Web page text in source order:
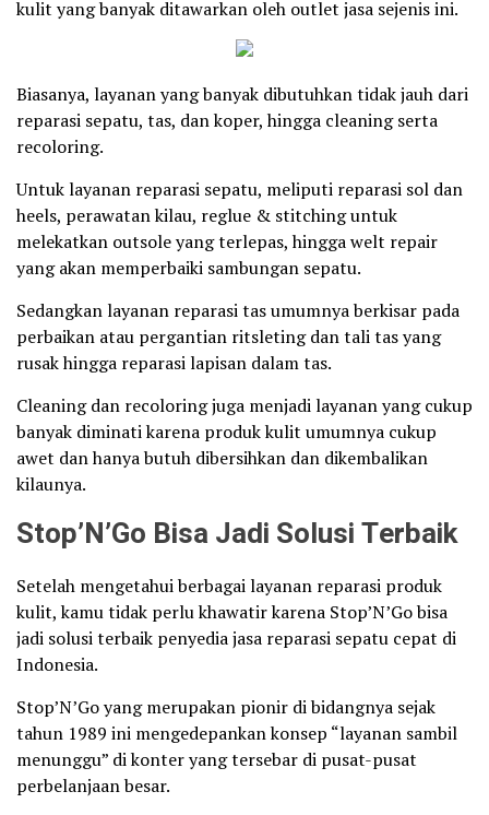
kulit yang banyak ditawarkan oleh outlet jasa sejenis ini.
Biasanya, layanan yang banyak dibutuhkan tidak jauh dari
reparasi sepatu, tas, dan koper, hingga cleaning serta
recoloring.
Untuk layanan reparasi sepatu, meliputi reparasi sol dan
heels, perawatan kilau, reglue & stitching untuk
melekatkan outsole yang terlepas, hingga welt repair
yang akan memperbaiki sambungan sepatu.
Sedangkan layanan reparasi tas umumnya berkisar pada
perbaikan atau pergantian ritsleting dan tali tas yang
rusak hingga reparasi lapisan dalam tas.
Cleaning dan recoloring juga menjadi layanan yang cukup
banyak diminati karena produk kulit umumnya cukup
awet dan hanya butuh dibersihkan dan dikembalikan
kilaunya.
Stop’N’Go Bisa Jadi Solusi Terbaik
Setelah mengetahui berbagai layanan reparasi produk
kulit, kamu tidak perlu khawatir karena Stop’N’Go bisa
jadi solusi terbaik penyedia jasa reparasi sepatu cepat di
Indonesia.
Stop’N’Go yang merupakan pionir di bidangnya sejak
tahun 1989 ini mengedepankan konsep “layanan sambil
menunggu” di konter yang tersebar di pusat-pusat
perbelanjaan besar.